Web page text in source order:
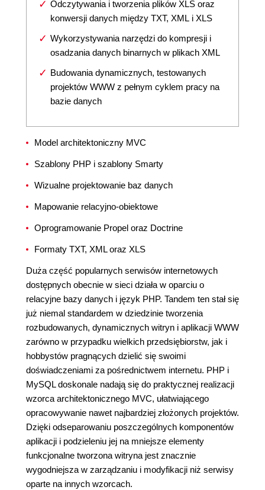
Odczytywania i tworzenia plików XLS oraz
konwersji danych między TXT, XML i XLS
Wykorzystywania narzędzi do kompresji i
osadzania danych binarnych w plikach XML
Budowania dynamicznych, testowanych
projektów WWW z pełnym cyklem pracy na
bazie danych
Model architektoniczny MVC
Szablony PHP i szablony Smarty
Wizualne projektowanie baz danych
Mapowanie relacyjno-obiektowe
Oprogramowanie Propel oraz Doctrine
Formaty TXT, XML oraz XLS
Duża część popularnych serwisów internetowych
dostępnych obecnie w sieci działa w oparciu o
relacyjne bazy danych i język PHP. Tandem ten stał się
już niemal standardem w dziedzinie tworzenia
rozbudowanych, dynamicznych witryn i aplikacji WWW
zarówno w przypadku wielkich przedsiębiorstw, jak i
hobbystów pragnących dzielić się swoimi
doświadczeniami za pośrednictwem internetu. PHP i
MySQL doskonale nadają się do praktycznej realizacji
wzorca architektonicznego MVC, ułatwiającego
opracowywanie nawet najbardziej złożonych projektów.
Dzięki odseparowaniu poszczególnych komponentów
aplikacji i podzieleniu jej na mniejsze elementy
funkcjonalne tworzona witryna jest znacznie
wygodniejsza w zarządzaniu i modyfikacji niż serwisy
oparte na innych wzorcach.